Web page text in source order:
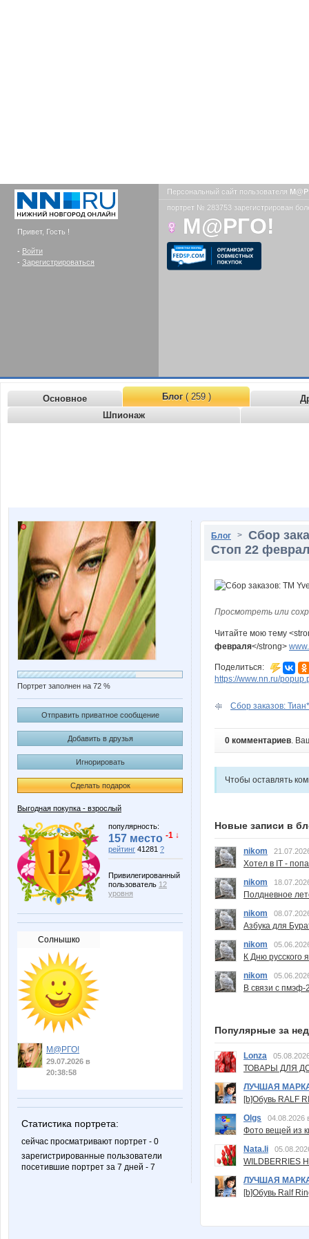
Привет, Гость !
- Войти
- Зарегистрироваться
Персональный сайт пользователя
портрет № 283753 зарегистрирован
М@РГО!
Основное Блог( 259 )
Шпионаж
Портрет заполнен на 72 %
Отправить приватное сообщение
Добавить в друзья
Игнорировать
Сделать подарок
Выгодная покупка - взрослый
популярность:
157 место -1 ↓
рейтинг 41281 ?
Привилегированный
пользователь 12
уровня
Солнышко
М@РГО!
29.07.2026 в
20:38:58
Статистика портрета:
сейчас просматривают портрет - 0
зарегистрированные пользователи
посетившие портрет за 7 дней - 7
Блог > Сбор
Стоп 22
Просмотреть или
Читайте мою тему
февраля</strong>
Поделиться:
https://www.nn.ru/
Сбор заказов:
0 комментариев.
Чтобы оставлять
Новые записи в
nikom
Хотел в IT -
nikom
Полдневное
nikom
Азбука для
nikom
К Дню русского
nikom
В связи с пмэф-
Популярные за
Lonza
ТОВАРЫ ДЛЯ
ЛУЧШАЯ
[b]Обувь RALF
Olgs
04.08.2026
Фото вещей из
Nata.li
ЛУЧШАЯ
[b]Обувь Ralf